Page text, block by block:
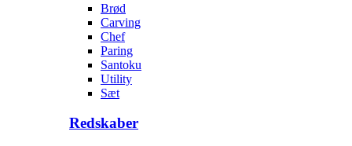
Brød
Carving
Chef
Paring
Santoku
Utility
Sæt
Redskaber